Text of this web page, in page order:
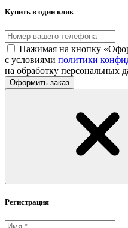
Купить в один клик
Нажимая на кнопку
с условиями политики
на обработку персональных
Оформить заказ
Регистрация